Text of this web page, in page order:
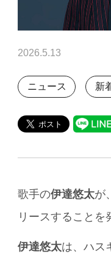
2026.5.13
ニュース 新
歌手の伊達悠太が
リースすることを
伊達悠太は、ハス